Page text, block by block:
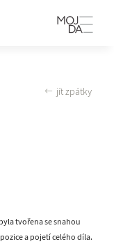
jít zpátky
tvořena se snahou
a pojetí celého díla.